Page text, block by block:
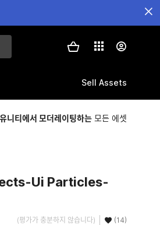
Sell Assets
유니티에서 모더레이팅하는 모든 에셋
Ui Particles-
(평가가 충분하지 않습니다) (14)